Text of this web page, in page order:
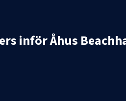
inför Åhus